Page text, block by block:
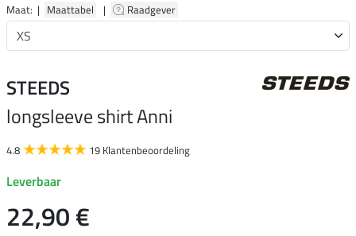
Maat: | Maattabel | Raadgever
STEEDS
longsleeve shirt Anni
4.8 19 Klantenbeoordeling
Leverbaar
22,90 €